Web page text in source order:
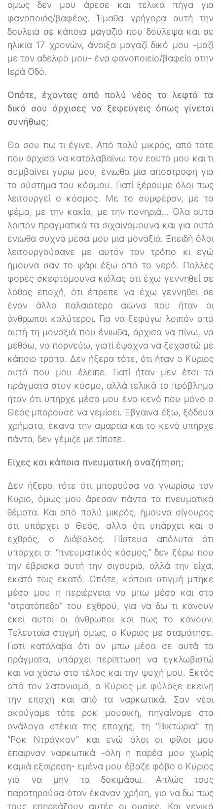
όμως δεν μου άρεσε και τελικά πήγα για
φανοποιός/βαφέας. Έμαθα γρήγορα αυτή την
δουλειά σε κάποια μαγαζιά που δούλεψα και σε
ηλικία 17 χρονών, άνοιξα μαγαζί δικό μου -μαζί
με τον αδελφό μου- ένα φανοποιείο/βαφείο στην
Ιερά Οδό.
Οπότε, έχοντας από πολύ νέος τα λεφτά τα
δικά σου άρχισες να ξεφεύγεις όπως γίνεται
συνήθως;
Θα σου πω τι έγινε. Από πολύ μικρός, από τότε
που άρχισα να καταλαβαίνω τον εαυτό μου και τι
συμβαίνει γύρω μου, ένιωθα μια αποστροφή για
το σύστημα του κόσμου. Γιατί ξέρουμε όλοι πως
λειτουργεί ο κόσμος. Με το συμφέρον, με το
ψέμα, με την κακία, με την πονηριά... Όλα αυτά
λοιπόν πραγματικά τα σιχαινόμουνα και για αυτό
ένιωθα συχνά μέσα μου μια μοναξιά. Επειδή όλοι
λειτουργούσανε με αυτόν τον τρόπο κι εγώ
ήμουνα σαν το ψάρι έξω από το νερό. Πολλές
φορές σκεφτόμουνα κιόλας ότι έχω γεννηθεί σε
λάθος εποχή, ότι έπρεπε να έχω γεννηθεί σε
έναν άλλο παλαιότερο αιώνα που ήταν οι
άνθρωποι καλύτεροι. Για να ξεφύγω λοιπόν από
αυτή τη μοναξιά που ένιωθα, άρχισα να πίνω, να
μεθάω, να πορνεύω, γιατί έψαχνα να ξεχαστώ με
κάποιο τρόπο. Δεν ήξερα τότε, ότι ήταν ο Κύριος
αυτό που μου έλειπε. Γιατί ήταν μεν έτσι τα
πράγματα στον κόσμο, αλλά τελικά το πρόβλημα
ήταν ότι υπήρχε μέσα μου ένα κενό που μόνο ο
Θεός μπορούσε να γεμίσει. Έβγαινα έξω, ξόδευα
χρήματα, έκανα την αμαρτία και το κενό υπήρχε
πάντα, δεν γέμιζε με τίποτε.
Είχες και κάποια πνευματική αναζήτηση;
Δεν ήξερα τότε ότι μπορούσα να γνωρίσω τον
Κύριο, όμως μου άρεσαν πάντα τα πνευματικά
θέματα. Και από πολύ μικρός, ήμουνα σίγουρος
ότι υπάρχει ο Θεός, αλλά ότι υπάρχει και ο
εχθρός, ο Διάβολος. Πίστευα απόλυτα ότι
υπάρχει ο: “πνευματικός κόσμος,” δεν ξέρω που
την έβρισκα αυτή την σιγουριά, αλλά την είχα,
εκατό τοις εκατό. Οπότε, κάποια στιγμή μπήκε
μέσα μου η περιέργεια να μπω μέσα και στο
“στρατόπεδο” του εχθρού, για να δω τι κάνουν
εκεί αυτοί οι άνθρωποι και πως το κάνουν.
Τελευταία στιγμή όμως, ο Κύριος με σταμάτησε.
Γιατί κατάλαβα ότι αν μπω μέσα σε αυτά τα
πράγματα, υπάρχει περίπτωση να εγκλωβιστώ
και να χάσω στο τέλος και την ψυχή μου. Εκτός
από τον Σατανισμό, ο Κύριος με φύλαξε εκείνη
την εποχή και από τα ναρκωτικά. Σαν νέοι
ακούγαμε τότε ροκ μουσική, πηγαίναμε στα
ανάλογα στέκια της εποχής, τη “Βικτώρια” τη
“Ροκ Ντράγκον” και ενώ όλοι οι φίλοι μου
έπαιρναν ναρκωτικά -όλη η παρέα μου χωρίς
καμιά εξαίρεση- εμένα μου έβαζε φόβο ο Κύριος
για να μην τα δοκιμάσω. Απλώς τους
παρατηρούσα όταν έκαναν χρήση, για να δω πως
τους επηρεάζουν αυτές οι ουσίες, Και γενικά